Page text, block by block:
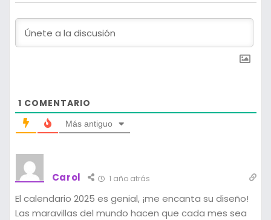
1 COMENTARIO
Más antiguo
Carol 1 año atrás
El calendario 2025 es genial, ¡me encanta su diseño!
Las maravillas del mundo hacen que cada mes sea